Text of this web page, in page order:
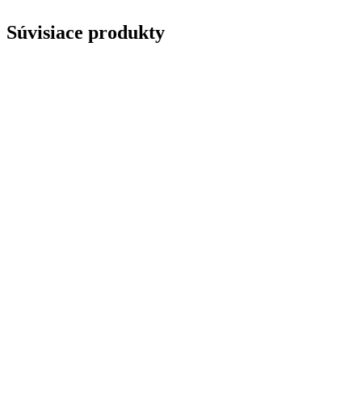
Súvisiace produkty